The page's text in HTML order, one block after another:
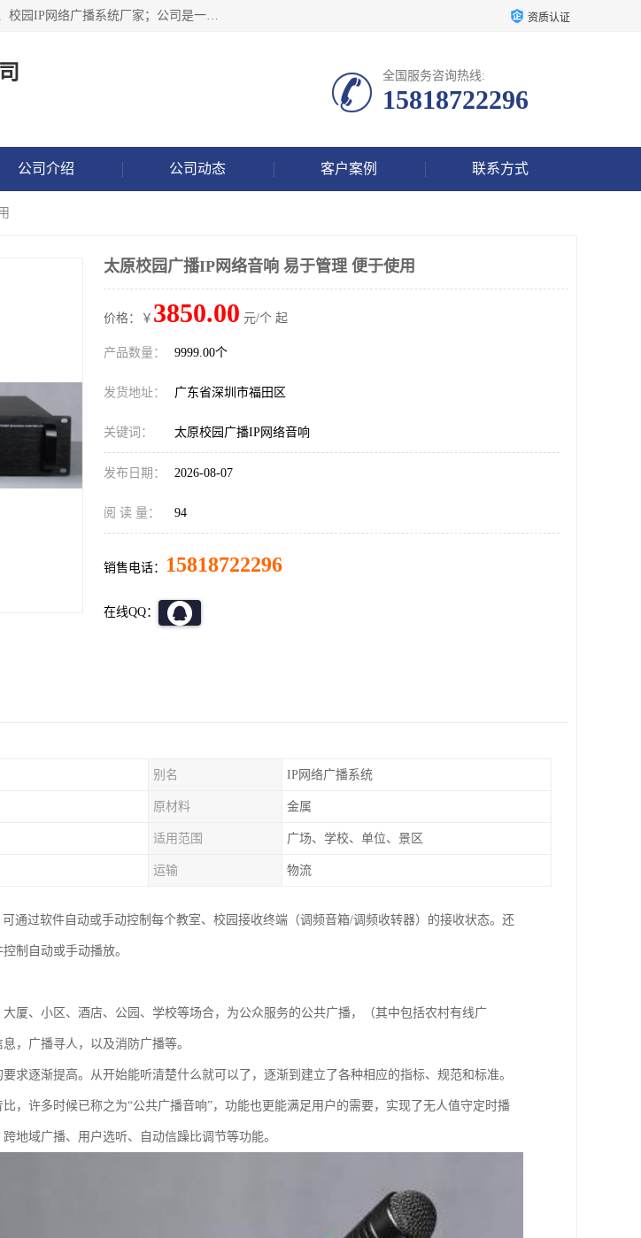
深圳市鼎尊时代科技有限公司主要从事：IP网络定压广播功放厂家、IP网络防水音柱厂家、校园IP网络广播系统厂家；公司是一家集研发、生产、销售公共广播器材于一体的现代电子科技企业。公司成立多年来，本着“自主研发技术、开拓稳定的产品”的宗旨，集多年的行业经验，引航广播行业的迅猛发展，使产品能够适应时代技术发展的需要。 资质认证
全国服务咨询热线:
15818722296
公司介绍 公司动态 客户案例 联系方式
太原校园广播IP网络音响 易于管理 便于使用
价格：￥ 3850.00 元/个 起
产品数量： 9999.00个
发货地址： 广东省深圳市福田区
关键词： 太原校园广播IP网络音响
发布日期： 2026-08-07
阅 读 量： 94
销售电话： 15818722296
在线QQ：
别名 IP网络广播系统
原材料 金属
适用范围 广场、学校、单位、景区
运输 物流
通过软件自动或手动控制每个教室、校园接收终端（调频音箱/调频收转器）的接收状态。还
制自动或手动播放。
厦、小区、酒店、公园、学校等场合，为公众服务的公共广播，（其中包括农村有线广
，广播寻人，以及消防广播等。
求逐渐提高。从开始能听清楚什么就可以了，逐渐到建立了各种相应的指标、规范和标准。
，许多时候已称之为“公共广播音响”，功能也更能满足用户的需要，实现了无人值守定时播
地域广播、用户选听、自动信躁比调节等功能。